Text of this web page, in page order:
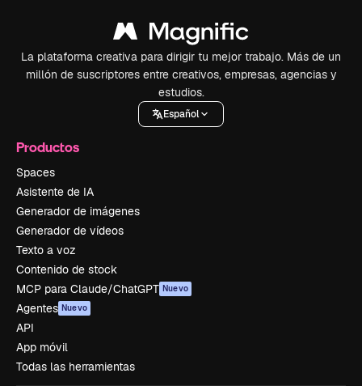
La plataforma creativa para dirigir tu mejor trabajo. Más de un
millón de suscriptores entre creativos, empresas, agencias y
estudios.
Español
Productos
Spaces
Asistente de IA
Generador de imágenes
Generador de vídeos
Texto a voz
Contenido de stock
MCP para Claude/ChatGPT Nuevo
Agentes Nuevo
API
App móvil
Todas las herramientas